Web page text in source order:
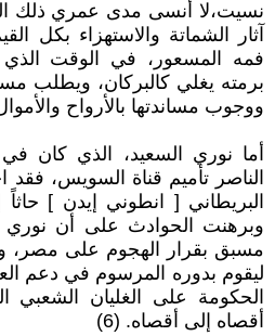
نسيت،لا أنسى مدى عمري ذلك
آثار الشماتة والاستهزاء بكل
فمه المسعور، في الوقت
برمته يغلي كالبركان، ويطلب
ووجوب مساندتها بالأرواح
أما نوري السعيد، الذي كان
الناصر تأميم قناة السويس، فقد
البريطاني [ انطوني إيدن ]
وبرهنت الحوادث على أن
مسبق بقرار الهجوم على مصر،
ليقوم بدوره المرسوم في دعم
الحكومة على الغليان الشعبي
أقصاه إلى أقصاه. (6)